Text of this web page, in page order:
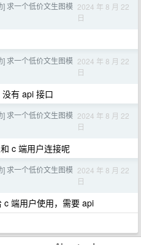
] 求一个低价文生图模 2024 年 8 月 22
日
] 求一个低价文生图模 2024 年 8 月 22
日
有 api 接口
] 求一个低价文生图模 2024 年 8 月 22
日
c 端用户连接呢
] 求一个低价文生图模 2024 年 8 月 22
日
c 端用户使用，需要 api